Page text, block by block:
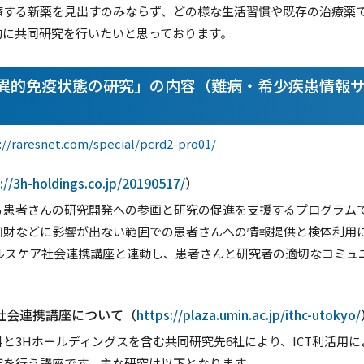
る新薬を見出すのみならず、どの様な生活習慣や既存の治療薬
共同研究を行いたいと思っております。
的免疫状態の研究」の内容（難病・希少疾患情報
raresnet.com/special/pcrd2-pro01/
3h-holdings.co.jp/20190517/）
者さんの研究開発への参画と研究の促進を支援するプログラム
などに影響が出ない範囲での患者さんへの情報提供と検体利用
ケア社会連携講座と連動し、患者さんと研究者の適切なコミ
連携講座について（https://plaza.umin.ac.jp/ithc-utokyo/
3Hホールディングスを含む共同研究先6社により、ICT利活用